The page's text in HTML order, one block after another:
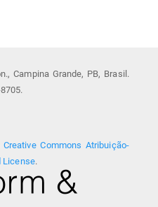
Campina Grande, PB, Brasil.
Creative Commons Atribuição-
License.